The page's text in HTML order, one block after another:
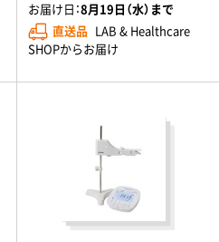
お届け日：8月19日（水）まで
直送品 LAB & Healthcare
SHOPからお届け